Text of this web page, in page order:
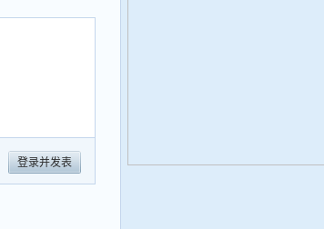
登录并发表